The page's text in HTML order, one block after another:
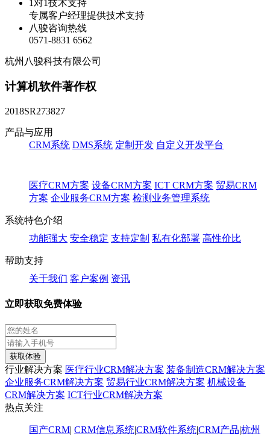
1对1技术支持
专属客户经理提供技术支持
八骏咨询热线
0571-8831 6562
杭州八骏科技有限公司
计算机软件著作权
2018SR273827
产品与应用
CRM系统 DMS系统 定制开发 自定义开发平台
医疗CRM方案 设备CRM方案 ICT CRM方案 贸易CRM
方案 企业服务CRM方案 检测业务管理系统
系统特色介绍
功能强大 安全稳定 支持定制 私有化部署 高性价比
帮助支持
关于我们 客户案例 资讯
立即获取免费体验
获取体验
行业解决方案 医疗行业CRM解决方案 装备制造CRM解决方案
企业服务CRM解决方案 贸易行业CRM解决方案 机械设备
CRM解决方案 ICT行业CRM解决方案
热点关注
国产CRM| CRM信息系统|CRM软件系统|CRM产品|杭州